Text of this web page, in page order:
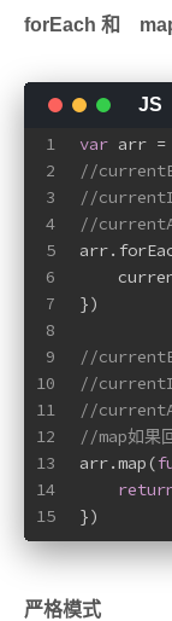
forEach 和
1
2
3
4
5
6
7
8
9
10
11
12
13
14
15
var arr
//
//
//
})
//
//
//
//map如果
arr.map(
})
严格模式